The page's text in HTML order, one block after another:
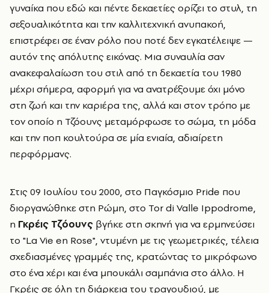
γυναίκα που εδώ και πέντε δεκαετίες ορίζει το στυλ, τη
σεξουαλικότητα και την καλλιτεχνική ανυπακοή,
επιστρέφει σε έναν ρόλο που ποτέ δεν εγκατέλειψε —
αυτόν της απόλυτης εικόνας. Μια συναυλία σαν
ανακεφαλαίωση του στιλ από τη δεκαετία του 1980
μέχρι σήμερα, αφορμή για να ανατρέξουμε όχι μόνο
στη ζωή και την καριέρα της, αλλά και στον τρόπο με
τον οποίο η Τζόουνς μεταμόρφωσε το σώμα, τη μόδα
και την ποπ κουλτούρα σε μία ενιαία, αδιαίρετη
περφόρμανς.
Στις 09 Ιουλίου του 2000, στο Παγκόσμιο Pride που
διοργανώθηκε στη Ρώμη, στο Tor di Valle Ippodrome,
η Γκρέις Τζόουνς βγήκε στη σκηνή για να ερμηνεύσει
το "La Vie en Rose", ντυμένη με τις γεωμετρικές, τέλεια
σχεδιασμένες γραμμές της, κρατώντας το μικρόφωνο
στο ένα χέρι και ένα μπουκάλι σαμπάνια στο άλλο. Η
Γκρέις σε όλη τη διάρκεια του τραγουδιού, με